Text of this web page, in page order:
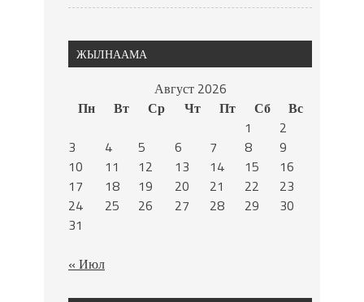
ЖЫЛНААМА
Август 2026
Пн
Вт Ср Чт Пт Сб
Вс
1
2
3
4 5 6 7 8
9
10
11 12 13 14 15
16
17
18 19 20 21 22
23
24
25 26 27 28 29
30
31
« Июл